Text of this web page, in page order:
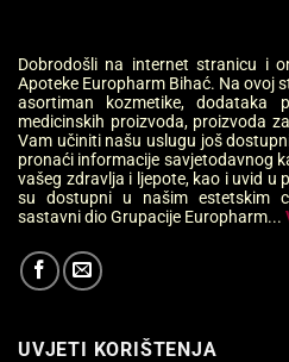
Dobrodošli na internet stranicu i
Apoteke Europharm Bihać. Na ovoj
asortiman kozmetike, dodataka
medicinskih proizvoda, proizvoda
Vam učiniti našu uslugu još
pronaći informacije savjetodavnog
vašeg zdravlja i ljepote, kao i uvid u
su dostupni u našim estetskim
sastavni dio Grupacije Europharm...
UVJETI KORIŠTENJA